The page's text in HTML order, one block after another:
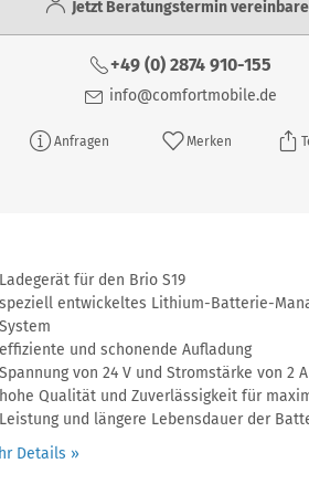
Jetzt Beratungstermin
+49 (0) 2874 910-155
info@comfortmobile.de
Anfragen Merken
Ladegerät für den Brio S19
speziell entwickeltes Lithium-Batterie-
System
effiziente und schonende Aufladung
Spannung von 24 V und Stromstärke von 2 A
hohe Qualität und Zuverlässigkeit für
Leistung und längere Lebensdauer der
Details »